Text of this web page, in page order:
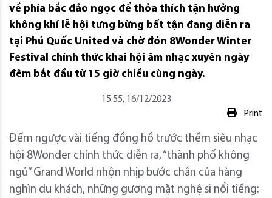
về phía bắc đảo ngọc để thỏa thích tận hưởng
không khí lễ hội tưng bừng bất tận đang diễn ra
tại Phú Quốc United và chờ đón 8Wonder Winter
Festival chính thức khai hội âm nhạc xuyên ngày
đêm bắt đầu từ 15 giờ chiều cùng ngày.
15:55, 16/12/2023
Print
Đếm ngược vài tiếng đồng hồ trước thềm siêu nhạc
hội 8Wonder chính thức diễn ra, “thành phố không
ngủ” Grand World nhộn nhịp bước chân của hàng
nghìn du khách, những gương mặt nghệ sĩ nổi tiếng: